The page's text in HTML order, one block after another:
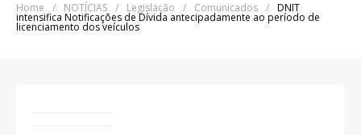
Home / NOTÍCIAS / Legislação / Comunicados / DNIT
intensifica Notificações de Dívida antecipadamente ao período de
licenciamento dos veículos